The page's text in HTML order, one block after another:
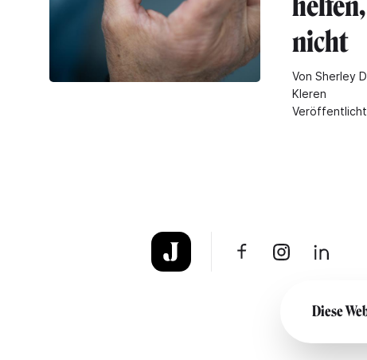
nicht
Von Sherley
Kleren
Veröffentlicht
Diese